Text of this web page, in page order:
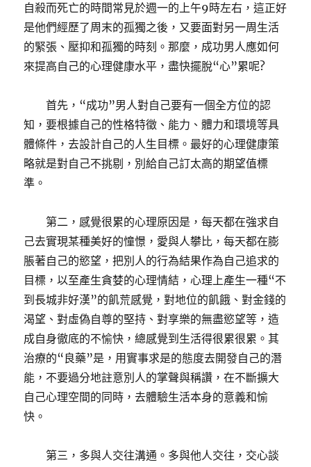
自殺而死亡的時間常見於週一的上午9時左右，這正好
是他們經歷了周末的孤獨之後，又要面對另一周生活
的緊張、壓抑和孤獨的時刻。那麼，成功男人應如何
來提高自己的心理健康水平，盡快擺脫“心”累呢?
首先，“成功”男人對自己要有一個全方位的認
知，要根據自己的性格特徵、能力、體力和環境等具
體條件，去設計自己的人生目標。最好的心理健康策
略就是對自己不挑剔，別給自己訂太高的期望值標
準。
第二，感覺很累的心理原因是，每天都在強求自
己去實現某種美好的憧憬，愛與人攀比，每天都在膨
脹著自己的慾望，把別人的行為結果作為自己追求的
目標，以至產生貪婪的心理情結，心理上產生一種“不
到長城非好漢”的飢荒感覺，對地位的飢餓、對金錢的
渴望、對虛偽自尊的堅持、對享樂的無盡慾望等，造
成自身徹底的不愉快，總感覺到生活得很累很累。其
治療的“良藥”是，用實事求是的態度去開發自己的潛
能，不要過分地註意別人的掌聲與稱讚，在不斷擴大
自己心理空間的同時，去體驗生活本身的意義和愉
快。
第三，多與人交往溝通。多與他人交往，交心談